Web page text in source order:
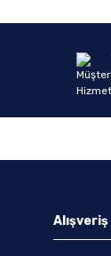
Alışveriş